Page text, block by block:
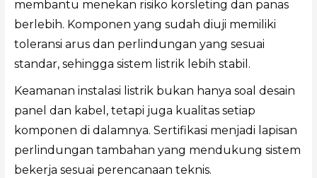
membantu menekan risiko korsleting dan panas
berlebih. Komponen yang sudah diuji memiliki
toleransi arus dan perlindungan yang sesuai
standar, sehingga sistem listrik lebih stabil.
Keamanan instalasi listrik bukan hanya soal desain
panel dan kabel, tetapi juga kualitas setiap
komponen di dalamnya. Sertifikasi menjadi lapisan
perlindungan tambahan yang mendukung sistem
bekerja sesuai perencanaan teknis.